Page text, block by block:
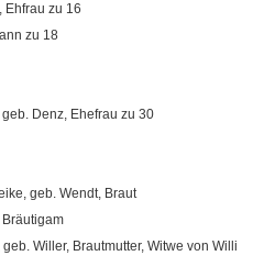
Ehfrau zu 16
zu 18
Denz, Ehefrau zu 30
geb. Wendt, Braut
Willer, Brautmutter, Witwe von Willi